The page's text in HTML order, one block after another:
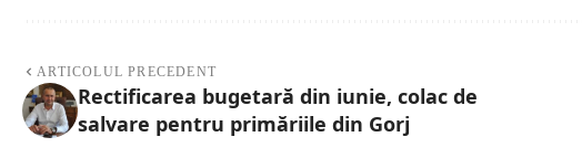
ARTICOLUL PRECEDENT
Rectificarea bugetară din iunie, colac de
salvare pentru primăriile din Gorj